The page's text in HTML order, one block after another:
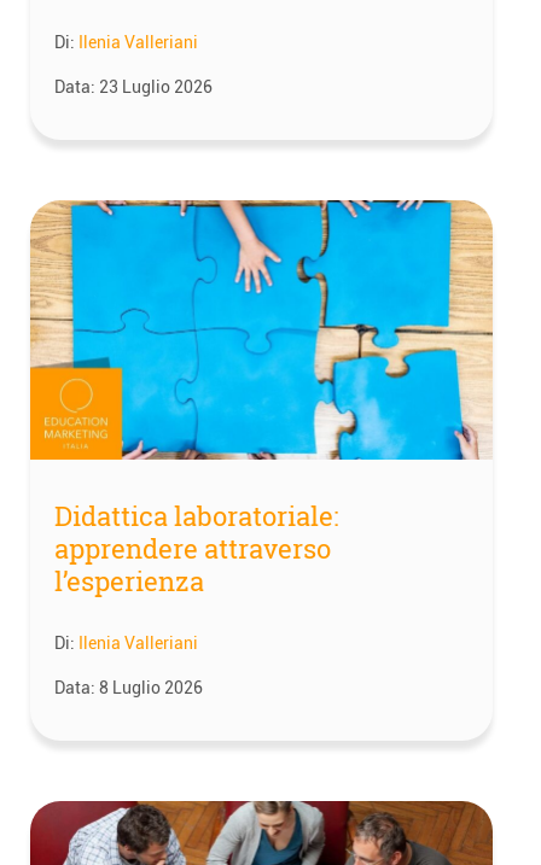
Di: Ilenia Valleriani
Data: 23 Luglio 2026
Didattica laboratoriale:
apprendere attraverso
l’esperienza
Di: Ilenia Valleriani
Data: 8 Luglio 2026